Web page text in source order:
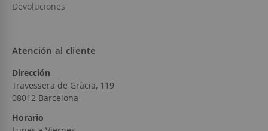
Devoluciones
Atención al cliente
Dirección
Travessera de Gràcia, 119
08012 Barcelona
Horario